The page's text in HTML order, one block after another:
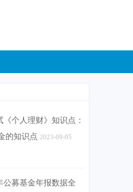
个人理财》知识点：
的知识点 2023-09-05
公募基金年报数据全